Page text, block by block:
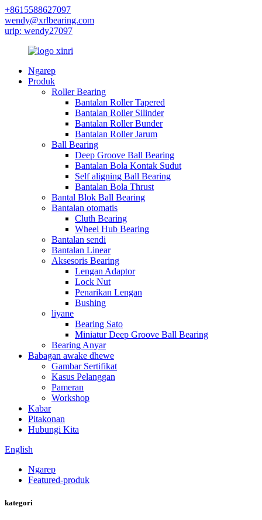
+8615588627097
wendy@xrlbearing.com
urip: wendy27097
Ngarep
Produk
Roller Bearing
Bantalan Roller Tapered
Bantalan Roller Silinder
Bantalan Roller Bunder
Bantalan Roller Jarum
Ball Bearing
Deep Groove Ball Bearing
Bantalan Bola Kontak Sudut
Self aligning Ball Bearing
Bantalan Bola Thrust
Bantal Blok Ball Bearing
Bantalan otomatis
Cluth Bearing
Wheel Hub Bearing
Bantalan sendi
Bantalan Linear
Aksesoris Bearing
Lengan Adaptor
Lock Nut
Penarikan Lengan
Bushing
liyane
Bearing Sato
Miniatur Deep Groove Ball Bearing
Bearing Anyar
Babagan awake dhewe
Gambar Sertifikat
Kasus Pelanggan
Pameran
Workshop
Kabar
Pitakonan
Hubungi Kita
English
Ngarep
Featured-produk
kategori